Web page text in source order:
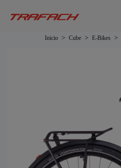
Inicio Cube E-Bikes